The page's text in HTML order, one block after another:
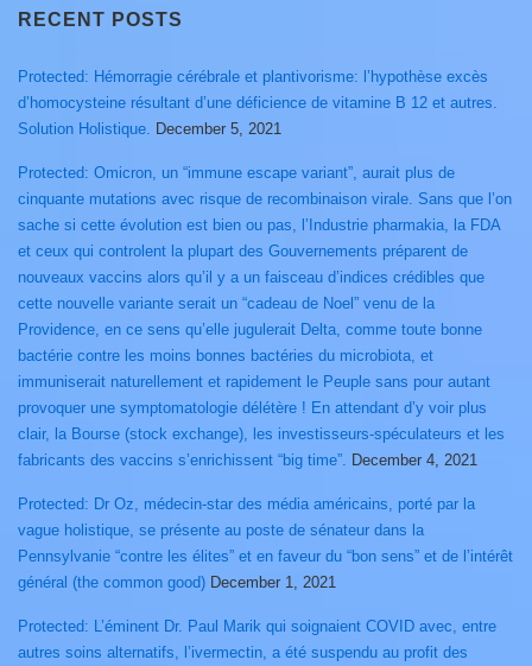
RECENT POSTS
Protected: Hémorragie cérébrale et plantivorisme: l’hypothèse excès
d’homocysteine résultant d’une déficience de vitamine B 12 et autres.
Solution Holistique. December 5, 2021
Protected: Omicron, un “immune escape variant”, aurait plus de
cinquante mutations avec risque de recombinaison virale. Sans que l’on
sache si cette évolution est bien ou pas, l’Industrie pharmakia, la FDA
et ceux qui controlent la plupart des Gouvernements préparent de
nouveaux vaccins alors qu’il y a un faisceau d’indices crédibles que
cette nouvelle variante serait un “cadeau de Noel” venu de la
Providence, en ce sens qu’elle jugulerait Delta, comme toute bonne
bactérie contre les moins bonnes bactéries du microbiota, et
immuniserait naturellement et rapidement le Peuple sans pour autant
provoquer une symptomatologie délétère ! En attendant d’y voir plus
clair, la Bourse (stock exchange), les investisseurs-spéculateurs et les
fabricants des vaccins s’enrichissent “big time”. December 4, 2021
Protected: Dr Oz, médecin-star des média américains, porté par la
vague holistique, se présente au poste de sénateur dans la
Pennsylvanie “contre les élites” et en faveur du “bon sens” et de l’intérêt
général (the common good) December 1, 2021
Protected: L’éminent Dr. Paul Marik qui soignaient COVID avec, entre
autres soins alternatifs, l’ivermectin, a été suspendu au profit des